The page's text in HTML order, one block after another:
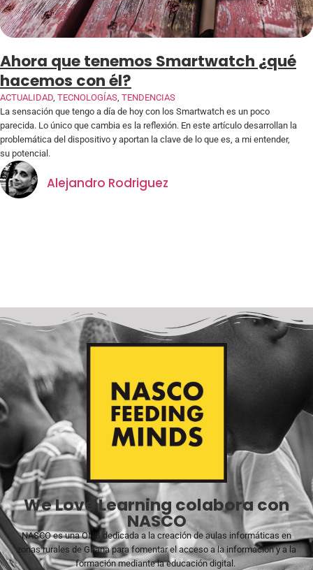
Ahora que tenemos Smartwatch ¿qué
hacemos con él?
ACTUALIDAD TECNOLOGÍAS TENDENCIAS
La sensación que tengo a día de hoy con los Smartwatch es un poco
parecida. Lo único que cambia es la reflexión. En este artículo desarrollan la
problemática del dispositivo y aportan la clave de lo que es, a mi entender,
su potencial.
Alejandro Rodriguez
We Love Learning colabora con
NASCO
NASCO es una ONG dedicada a la creación de aulas informáticas en
zonas rurales de Ghana para fomentar el acceso a la información y a la
formación mediante la educación digital.